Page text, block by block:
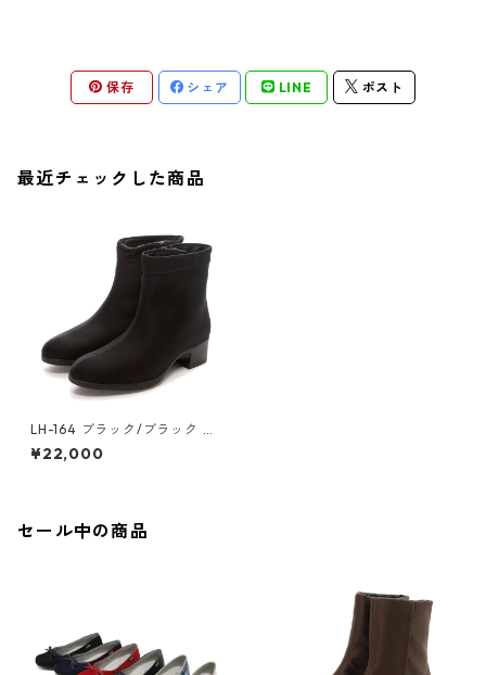
保存 シェア LINE ポスト
最近チェックした商品
LH-164 ブラック/ブラック フ
ァスナー付ショートブーツ ゴ
アテックス(透湿防水)
¥22,000
セール中の商品